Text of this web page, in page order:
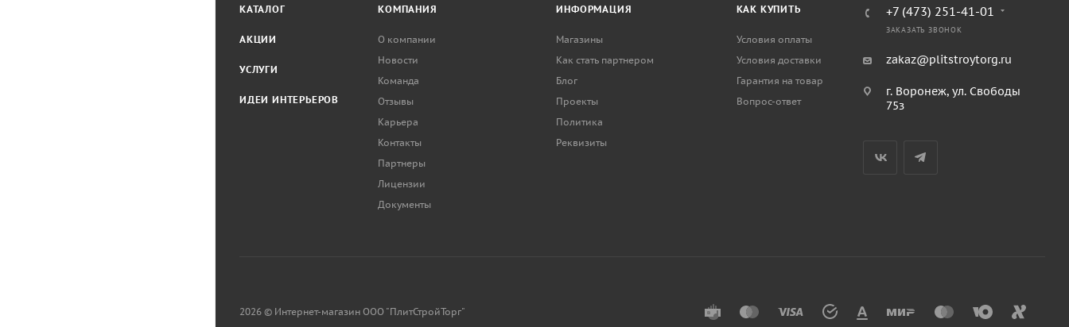
КАТАЛОГ
АКЦИИ
УСЛУГИ
ИДЕИ ИНТЕРЬЕРОВ
КОМПАНИЯ
О компании
Новости
Команда
Отзывы
Карьера
Контакты
Партнеры
Лицензии
Документы
ИНФОРМАЦИЯ
Магазины
Как стать партнером
Блог
Проекты
Политика
Реквизиты
КАК КУПИТЬ
Условия оплаты
Условия доставки
Гарантия на товар
Вопрос-ответ
+7 (473) 251-41-01
ЗАКАЗАТЬ ЗВОНОК
zakaz@plitstroytorg.ru
г. Воронеж, ул. Свободы
75з
2026 © Интернет-магазин ООО "ПлитСтройТорг"